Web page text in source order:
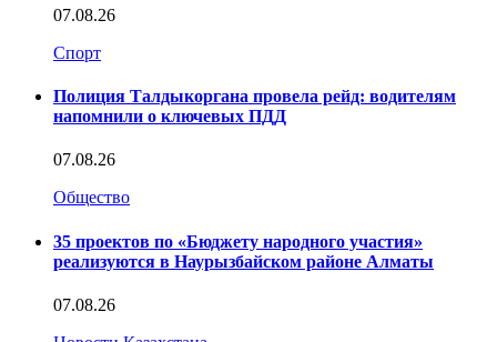
07.08.26
Спорт
Полиция Талдыкоргана провела рейд: водителям
напомнили о ключевых ПДД
07.08.26
Общество
35 проектов по «Бюджету народного участия»
реализуются в Наурызбайском районе Алматы
07.08.26